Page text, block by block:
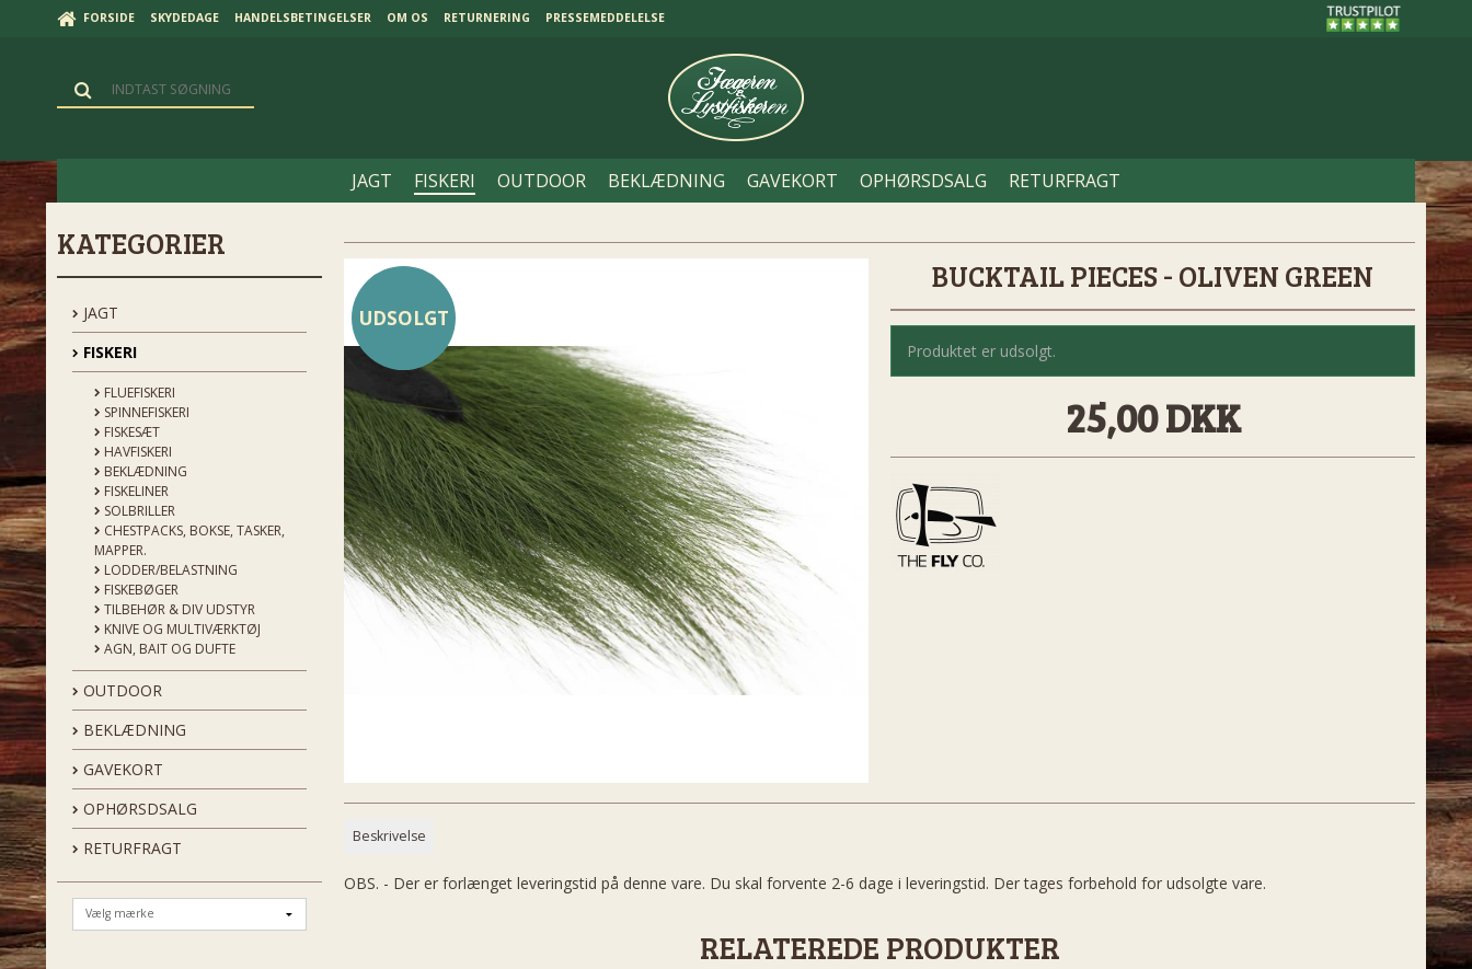
FORSIDE SKYDEDAGE HANDELSBETINGELSER OM OS RETURNERING PRESSEMEDDELELSE
JAGT FISKERI OUTDOOR BEKLÆDNING GAVEKORT OPHØRSDSALG RETURFRAGT
KATEGORIER
JAGT
FISKERI
FLUEFISKERI
SPINNEFISKERI
FISKESÆT
HAVFISKERI
BEKLÆDNING
FISKELINER
SOLBRILLER
CHESTPACKS, BOKSE, TASKER,
MAPPER.
LODDER/BELASTNING
FISKEBØGER
TILBEHØR & DIV UDSTYR
KNIVE OG MULTIVÆRKTØJ
AGN, BAIT OG DUFTE
OUTDOOR
BEKLÆDNING
GAVEKORT
OPHØRSDSALG
RETURFRAGT
UDSOLGT
BUCKTAIL PIECES - OLIVEN GREEN
Produktet er udsolgt.
25,00 DKK
Beskrivelse
OBS. - Der er forlænget leveringstid på denne vare. Du skal forvente 2-6 dage i leveringstid. Der tages forbehold for udsolgte vare.
RELATEREDE PRODUKTER